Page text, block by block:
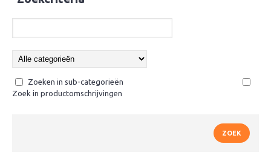
Zoeken in sub-categorieën
Zoek in productomschrijvingen